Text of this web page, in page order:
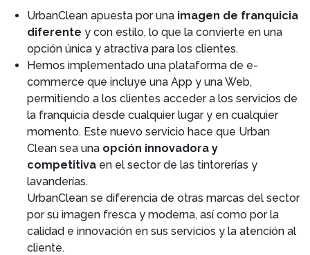
UrbanClean apuesta por una imagen de franquicia
diferente y con estilo, lo que la convierte en una
opción única y atractiva para los clientes.
Hemos implementado una plataforma de e-
commerce que incluye una App y una Web,
permitiendo a los clientes acceder a los servicios de
la franquicia desde cualquier lugar y en cualquier
momento. Este nuevo servicio hace que Urban
Clean sea una opción innovadora y
competitiva en el sector de las tintorerías y
lavanderías.
UrbanClean se diferencia de otras marcas del sector
por su imagen fresca y moderna, así como por la
calidad e innovación en sus servicios y la atención al
cliente.